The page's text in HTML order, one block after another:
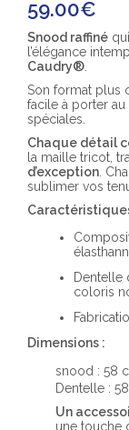
59.00€
Snood raffiné
l’élégance
Caudry®
Son format plus
facile à porter
spéciales.
Chaque détail
la maille tricot,
d’exception .
sublimer vos
Dentelle
coloris
Dimensions :
snood : 58
Dentelle :
Un
une touche